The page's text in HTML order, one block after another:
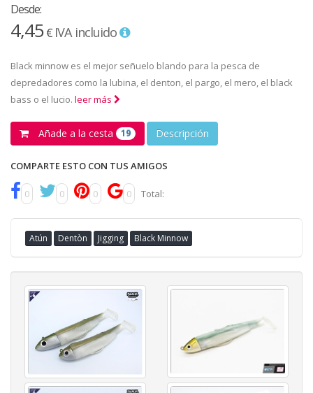
Desde:
4,45€ IVA incluido
Black minnow es el mejor señuelo blando para la pesca de
depredadores como la lubina, el denton, el pargo, el mero, el black
bass o el lucio. leer más
Añade a la cesta 19 Descripción
COMPARTE ESTO CON TUS AMIGOS
0 0 0 0 Total:
Atún Dentòn Jigging Black Minnow